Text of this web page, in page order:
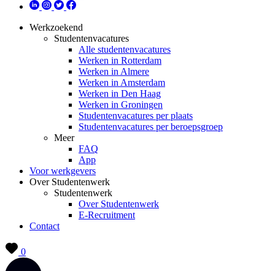
Werkzoekend
Studentenvacatures
Alle studentenvacatures
Werken in Rotterdam
Werken in Almere
Werken in Amsterdam
Werken in Den Haag
Werken in Groningen
Studentenvacatures per plaats
Studentenvacatures per beroepsgroep
Meer
FAQ
App
Voor werkgevers
Over Studentenwerk
Studentenwerk
Over Studentenwerk
E-Recruitment
Contact
0